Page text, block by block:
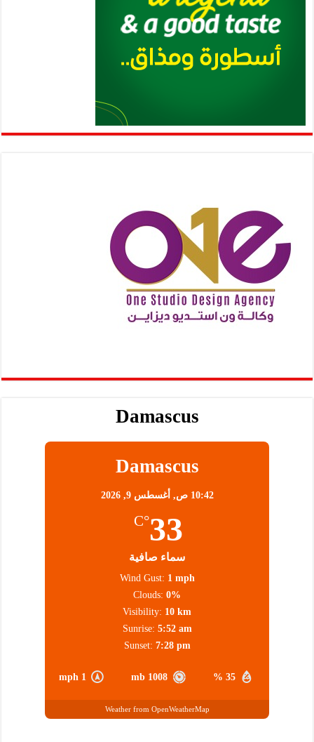
Damascus
Damascus
10:42 ص, أغسطس 9, 2026
33
°C
سماء صافية
35 %
1008 mb
1 mph
Wind Gust: 1 mph
Clouds: 0%
Visibility: 10 km
Sunrise: 5:52 am
Sunset: 7:28 pm
Weather from OpenWeatherMap